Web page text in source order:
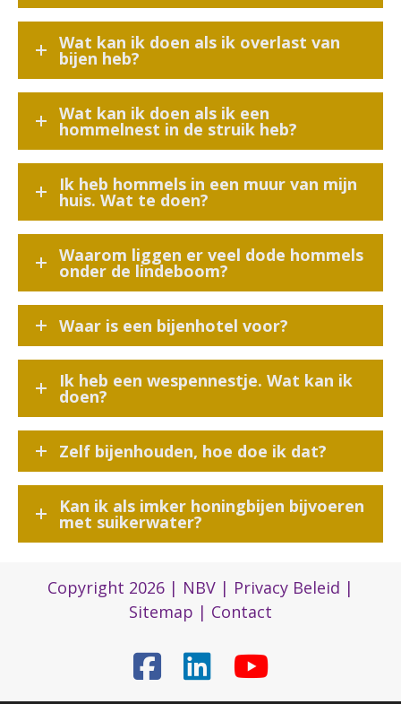
Wat kan ik doen als ik overlast van
bijen heb?
Wat kan ik doen als ik een
hommelnest in de struik heb?
Ik heb hommels in een muur van mijn
huis. Wat te doen?
Waarom liggen er veel dode hommels
onder de lindeboom?
Waar is een bijenhotel voor?
Ik heb een wespennestje. Wat kan ik
doen?
Zelf bijenhouden, hoe doe ik dat?
Kan ik als imker honingbijen bijvoeren
met suikerwater?
Copyright 2026 | NBV | Privacy Beleid |
Sitemap | Contact